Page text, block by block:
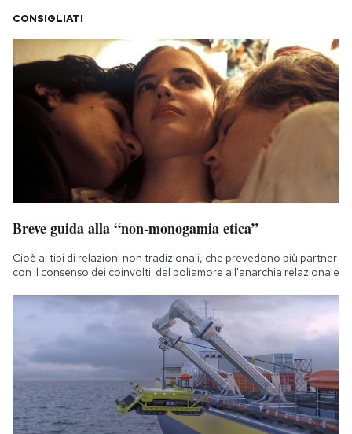
CONSIGLIATI
Breve guida alla “non-monogamia etica”
Cioè ai tipi di relazioni non tradizionali, che prevedono più partner
con il consenso dei coinvolti: dal poliamore all'anarchia relazionale